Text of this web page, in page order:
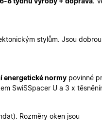
6-8 týdnů výroby + doprava.
stylům. Jsou
energetické normy povinné
SwiSSpacer U a 3 x
Rozměry oken jsou